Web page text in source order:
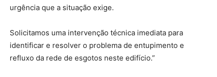
urgência que a situação exige.
Solicitamos uma intervenção técnica imediata para
identificar e resolver o problema de entupimento e
refluxo da rede de esgotos neste edifício.”